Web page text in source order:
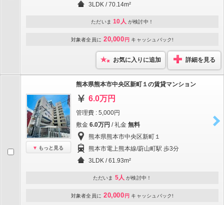
3LDK / 70.14m²
ただいま 10人 が検討中！
対象者全員に 20,000 円 キャッシュバック!
お気に入りに追加 詳細を見る
もっと見る
熊本県熊本市中央区新町１の賃貸マンション
6.0万円
管理費 : 5,000円
敷金 6.0万円 / 礼金 無料
熊本県熊本市中央区新町１
熊本市電上熊本線/蔚山町駅 歩3分
3LDK / 61.93m²
ただいま 5人 が検討中！
対象者全員に 20,000 円 キャッシュバック!